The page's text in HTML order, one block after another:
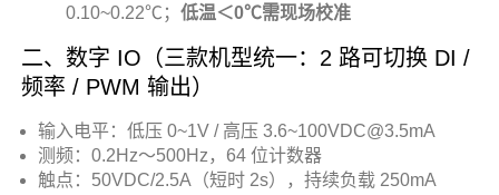
0.10~0.22℃；低温＜0℃需现场校准
二、数字 IO（三款机型统一：2 路可切换 DI /
频率 / PWM 输出）
输入电平：低压 0~1V / 高压 3.6~100VDC@3.5mA
测频：0.2Hz～500Hz，64 位计数器
触点：50VDC/2.5A（短时 2s），持续负载 250mA